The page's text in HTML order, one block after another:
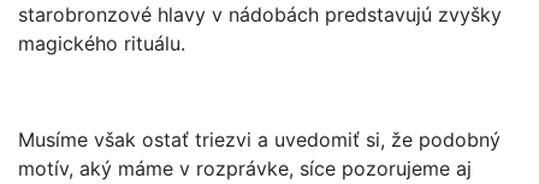
starobronzové hlavy v nádobách predstavujú zvyšky
magického rituálu.
Musíme však ostať triezvi a uvedomiť si, že podobný
motív, aký máme v rozprávke, síce pozorujeme aj